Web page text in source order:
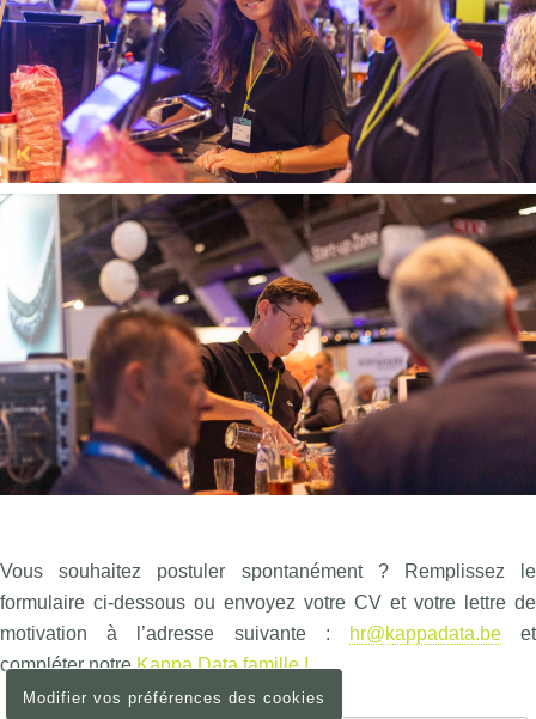
Vous souhaitez postuler spontanément ? Remplissez le
formulaire ci-dessous ou envoyez votre CV et votre lettre de
motivation à l’adresse suivante :
hr@kappadata.beet
compléter notreKappa Data famille !
Modifier vos préférences des cookies